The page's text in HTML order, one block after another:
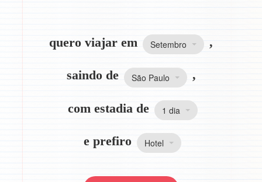
quero viajar em Setembro ,
saindo de São Paulo ,
com estadia de 1 dia
e prefiro Hotel